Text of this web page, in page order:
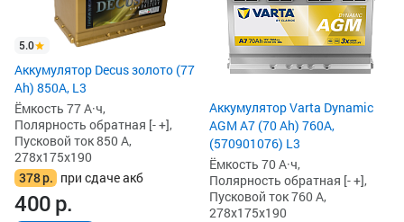
5.0
Аккумулятор Decus золото (77
Ah) 850А, L3
Ёмкость 77 А·ч,
Полярность обратная [- +],
Пусковой ток 850 А,
278x175x190
378р. при сдаче акб
400р.
Аккумулятор Varta Dynamic
AGM A7 (70 Ah) 760A,
(570901076) L3
Ёмкость 70 А·ч,
Полярность обратная [- +],
Пусковой ток 760 А,
278x175x190